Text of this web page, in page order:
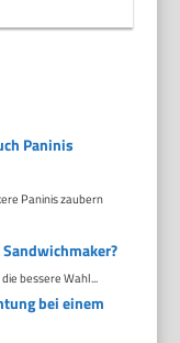
Paninis
Paninis zaubern
bessere Wahl...
bei einem